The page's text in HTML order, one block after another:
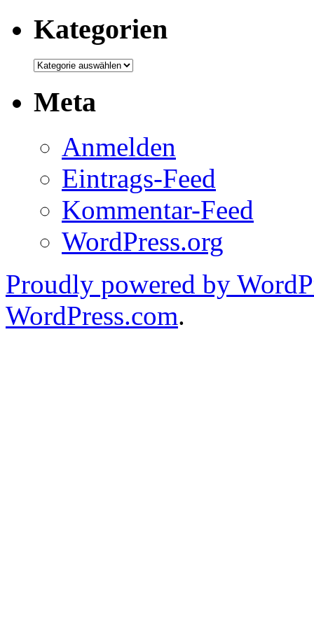
Kategorien
Kategorien
Meta
Anmelden
Eintrags-Feed
Kommentar-Feed
WordPress.org
Proudly powered by
WordPress.com.